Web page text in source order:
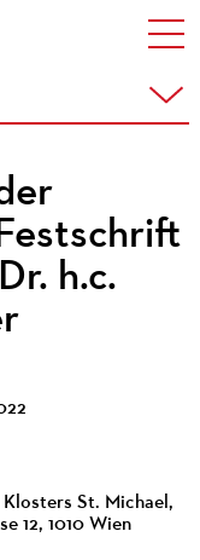
h.c.
Klosters St. Michael,
12, 1010 Wien